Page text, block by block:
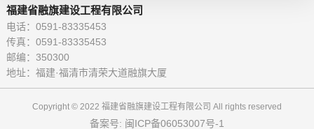
福建省融旗建设工程有限公司
电话：0591-83335453
传真：0591-83335453
邮编：350300
地址：福建·福清市清荣大道融旗大厦
Copyright © 2022 福建省融旗建设工程有限公司 All rights reserved
备案号: 闽ICP备06053007号-1